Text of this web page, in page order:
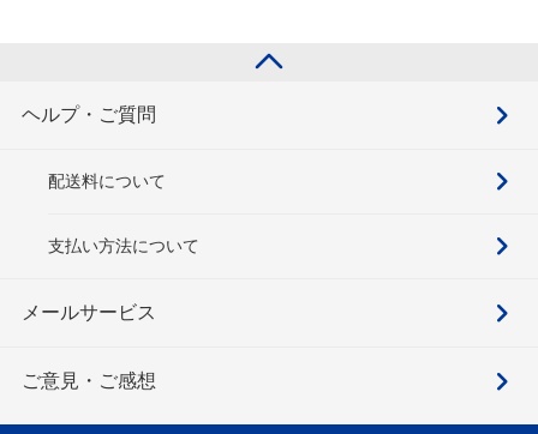
ヘルプ・ご質問
配送料について
支払い方法について
メールサービス
ご意見・ご感想